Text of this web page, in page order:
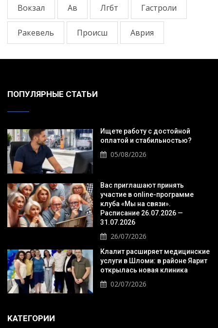
Вокзал Ав Лгбт Гастроли
Ракевель Происш Аврия
ПОПУЛЯРНЫЕ СТАТЬИ
Ищете работу с достойной
оплатой и стабильностью?
05/08/2026
Вас приглашают принять
участие в online-программе
клуба «Мы на связи».
Расписание 26.07.2026 —
31.07.2026
26/07/2026
Клалит расширяет медицинские
услуги в Шломи: в районе Яарит
открылась новая клиника
02/07/2026
KАТЕГОРИИ